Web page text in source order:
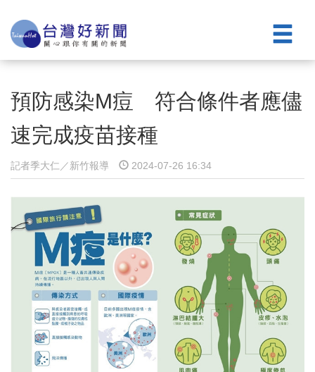
預防感染M痘 符合條件者應儘
速完成疫苗接種
記者季大仁／新竹報導 2024-07-26 16:34